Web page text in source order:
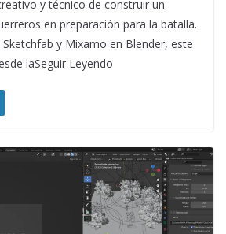
y técnico de construir un
en preparación para la batalla.
y Mixamo en Blender, este
laSeguir Leyendo